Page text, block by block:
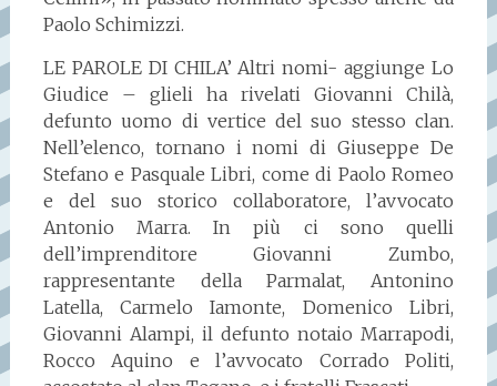
Paolo Schimizzi.
LE PAROLE DI CHILA’ Altri nomi- aggiunge Lo
Giudice – glieli ha rivelati Giovanni Chilà,
defunto uomo di vertice del suo stesso clan.
Nell’elenco, tornano i nomi di Giuseppe De
Stefano e Pasquale Libri, come di Paolo Romeo
e del suo storico collaboratore, l’avvocato
Antonio Marra. In più ci sono quelli
dell’imprenditore Giovanni Zumbo,
rappresentante della Parmalat, Antonino
Latella, Carmelo Iamonte, Domenico Libri,
Giovanni Alampi, il defunto notaio Marrapodi,
Rocco Aquino e l’avvocato Corrado Politi,